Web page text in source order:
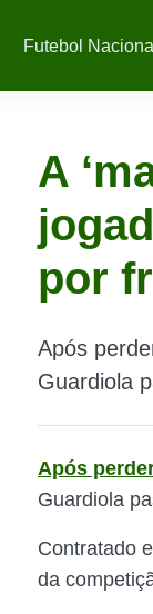
Futebol
A
por
Após
Guardiola
Após
Guardiola
Contratado
da